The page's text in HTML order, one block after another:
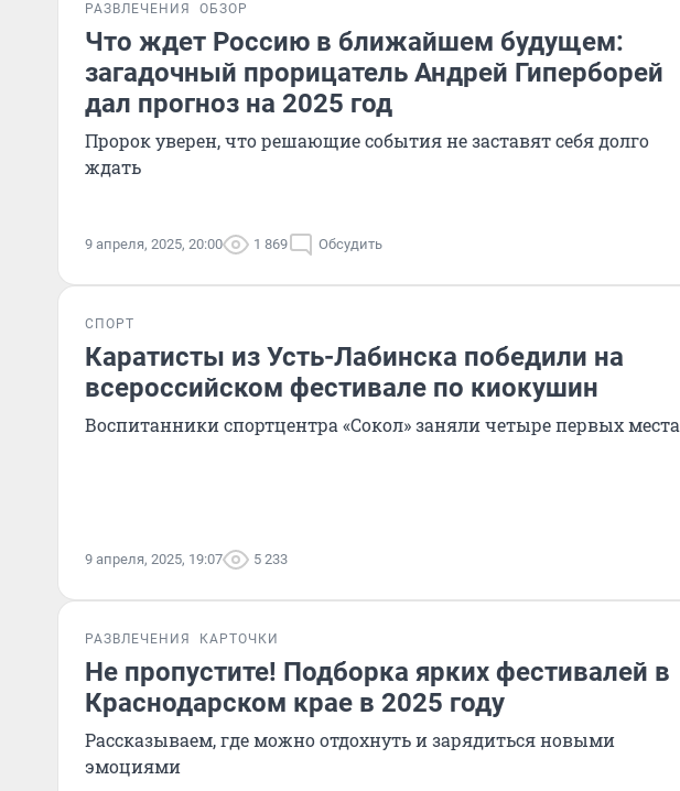
РАЗВЛЕЧЕНИЯ ОБЗОР
Что ждет Россию в ближайшем будущем:
загадочный прорицатель Андрей Гиперборей
дал прогноз на 2025 год
Пророк уверен, что решающие события не заставят себя долго
ждать
9 апреля, 2025, 20:00 1 869 Обсудить
СПОРТ
Каратисты из Усть-Лабинска победили на
всероссийском фестивале по киокушин
Воспитанники спортцентра «Сокол» заняли четыре первых места
9 апреля, 2025, 19:07 5 233
РАЗВЛЕЧЕНИЯ КАРТОЧКИ
Не пропустите! Подборка ярких фестивалей в
Краснодарском крае в 2025 году
Рассказываем, где можно отдохнуть и зарядиться новыми
эмоциями